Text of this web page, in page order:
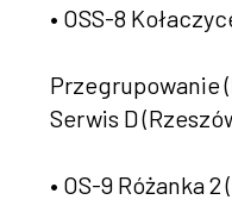
• OSS-8
Przegrupowanie
Serwis D
• OS-9 Różanka 2